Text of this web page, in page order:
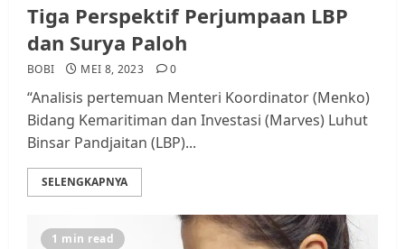
Tiga Perspektif Perjumpaan LBP
dan Surya Paloh
BOBI MEI 8, 2023 0
“Analisis pertemuan Menteri Koordinator (Menko)
Bidang Kemaritiman dan Investasi (Marves) Luhut
Binsar Pandjaitan (LBP)...
SELENGKAPNYA
1 min read